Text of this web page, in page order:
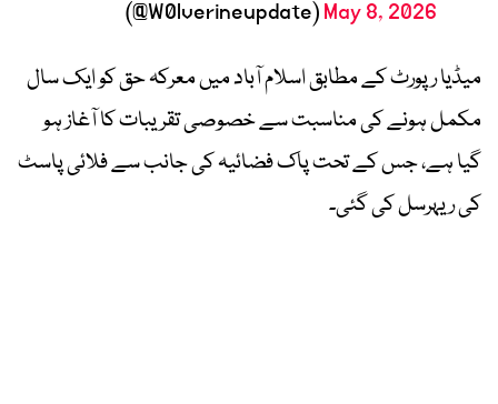
(@W0lverineupdate)May 8, 2026
میڈیا رپورٹ کے مطابق اسلام آباد میں معرکہ حق کو ایک سال
مکمل ہونے کی مناسبت سے خصوصی تقریبات کا آغاز ہو
گیا ہے، جس کے تحت پاک فضائیہ کی جانب سے فلائی پاسٹ
کی ریہرسل کی گئی۔